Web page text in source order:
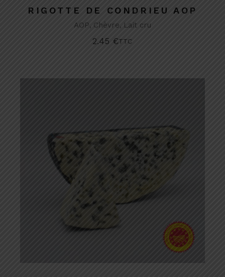
RIGOTTE DE CONDRIEU AOP
AOP Chèvre Lait cru
2.45 €TTC